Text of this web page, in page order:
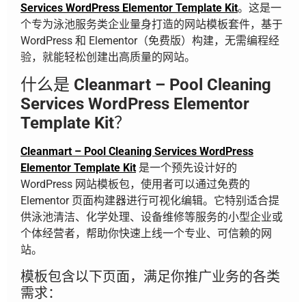
Services WordPress Elementor Template Kit。这是一
个专为泳池服务类企业量身打造的网站模板套件，基于
WordPress 和 Elementor（免费版）构建，无需编程经
验，就能轻松创建出高质量的网站。
什么是 Cleanmart – Pool Cleaning
Services WordPress Elementor
Template Kit？
Cleanmart – Pool Cleaning Services WordPress
Elementor Template Kit 是一个预先设计好的
WordPress 网站模板包，使用者可以通过免费的
Elementor 页面构建器进行可视化编辑。它特别适合提
供泳池清洁、化学处理、设备维修等服务的小型企业或
个体经营者，帮助你快速上线一个专业、可信赖的网
站。
模板包含以下页面，满足你推广业务的各类
需求：